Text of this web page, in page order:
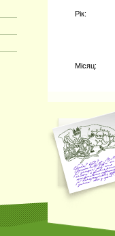
Рiк:
Мiсяц: